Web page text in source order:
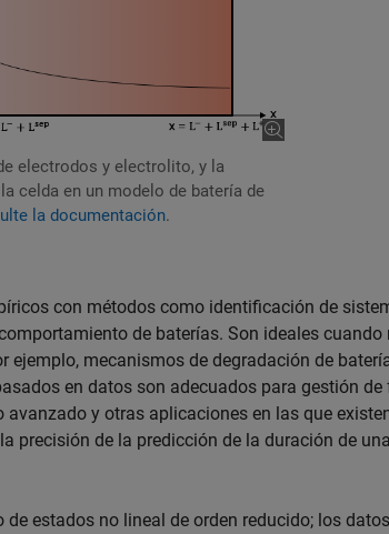
electrodos y electrolito, y la
celda en un modelo de batería de
la documentación.
con métodos como identificación de
de baterías. Son ideales cuando
mecanismos de degradación de
en datos son adecuados para gestión de
y otras aplicaciones en las que
precisión de la predicción de la duración de una
estados no lineal de orden reducido; los